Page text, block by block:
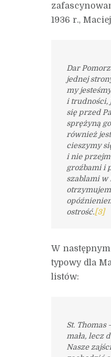
1936 r.,
Dar
jednej
my
i trudności,
się przed
sprężyną
również
cieszymy
i nie
groźbami i
szablami w
ostrość.[3]
W
typowy dla
listów:
St. Thomas
mała, lecz
Nasze